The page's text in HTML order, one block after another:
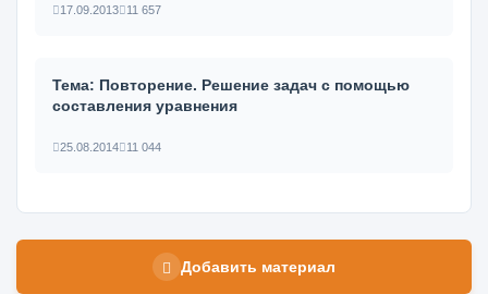
17.09.2013 11 657
Тема: Повторение. Решение задач с помощью
составления уравнения
25.08.2014 11 044
Добавить материал